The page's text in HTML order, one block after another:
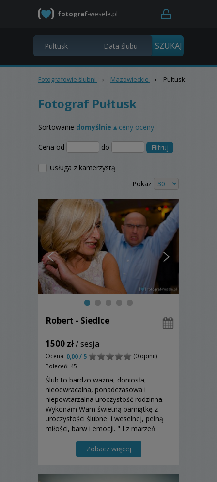
fotograf-wesele.pl
Fotografowie ślubni › Mazowieckie › Pułtusk
Fotograf Pułtusk
Sortowanie domyślnie ▴ ceny oceny
Cena od do Filtruj
Usługa z kamerzystą
Pokaż
Robert - Siedlce
1500 zł/ sesja
Ocena: 0,00 / 5
(0 opinii)
Poleceń: 45
Ślub to bardzo ważna, doniosła,
nieodwracalna, ponadczasowa i
niepowtarzalna uroczystość rodzinna.
Wykonam Wam świetną pamiątkę z
uroczystości ślubnej i weselnej, pełną
miłości, barw i emocji. " I z marzeń
dodać owoce i cukier" (Stanisław Jerzy
Zobacz więcej